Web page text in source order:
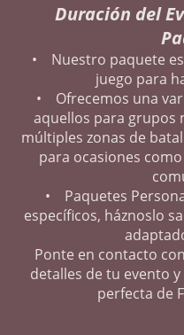
Duración del
• Nuestro paquete
juego para
• Ofrecemos una
aquellos para grupos
múltiples zonas de
para ocasiones
• Paquetes
específicos, háznoslo
Ponte en contacto
detalles de tu evento
perfecta de